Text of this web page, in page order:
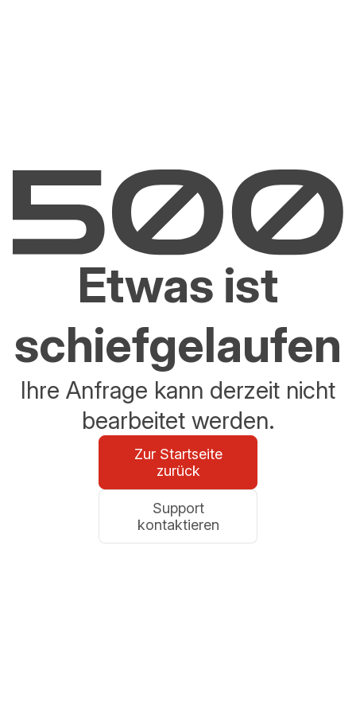
Etwas ist
schiefgelaufen
Ihre Anfrage kann derzeit nicht
bearbeitet werden.
Zur Startseite
zurück
Support
kontaktieren